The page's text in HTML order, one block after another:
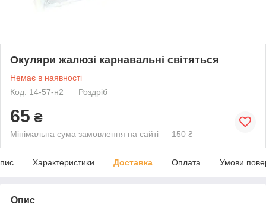
Окуляри жалюзі карнавальні світяться
Немає в наявності
Код: 14-57-н2
Роздріб
65 ₴
Мінімальна сума замовлення на сайті — 150 ₴
Характеристики Доставка Оплата Умови
Опис